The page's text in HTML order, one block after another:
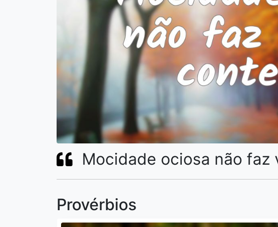
Mocidade ociosa não
Provérbios